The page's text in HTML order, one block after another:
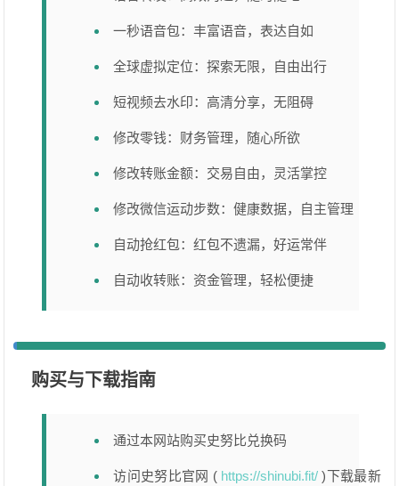
一秒语音包：丰富语音，表达自如
全球虚拟定位：探索无限，自由出行
短视频去水印：高清分享，无阻碍
修改零钱：财务管理，随心所欲
修改转账金额：交易自由，灵活掌控
修改微信运动步数：健康数据，自主管理
自动抢红包：红包不遗漏，好运常伴
自动收转账：资金管理，轻松便捷
购买与下载指南
通过本网站购买史努比兑换码
访问史努比官网 ( https://shinubi.fit/ )下载最新